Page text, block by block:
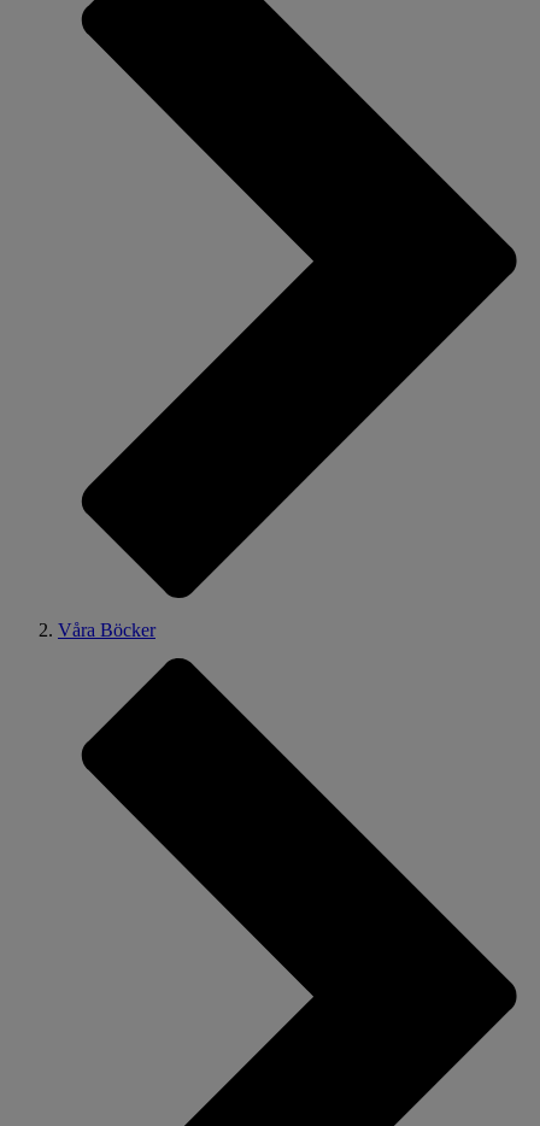
Våra Böcker